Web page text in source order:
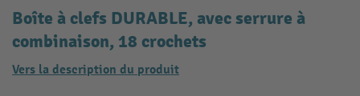
Boîte à clefs DURABLE, avec serrure à
combinaison, 18 crochets
Vers la description du produit